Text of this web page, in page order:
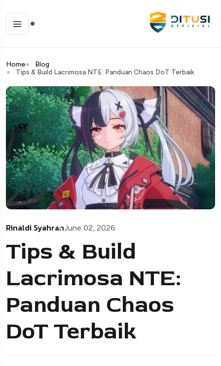
Home
Blog
Tips & Build Lacrimosa NTE: Panduan Chaos DoT Terbaik
Rinaldi SyahranJune 02, 2026
Tips & Build
Lacrimosa NTE:
Panduan Chaos
DoT Terbaik